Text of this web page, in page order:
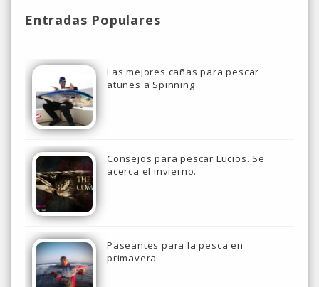
Entradas Populares
Las mejores cañas para pescar
atunes a Spinning
Consejos para pescar Lucios. Se
acerca el invierno.
Paseantes para la pesca en
primavera